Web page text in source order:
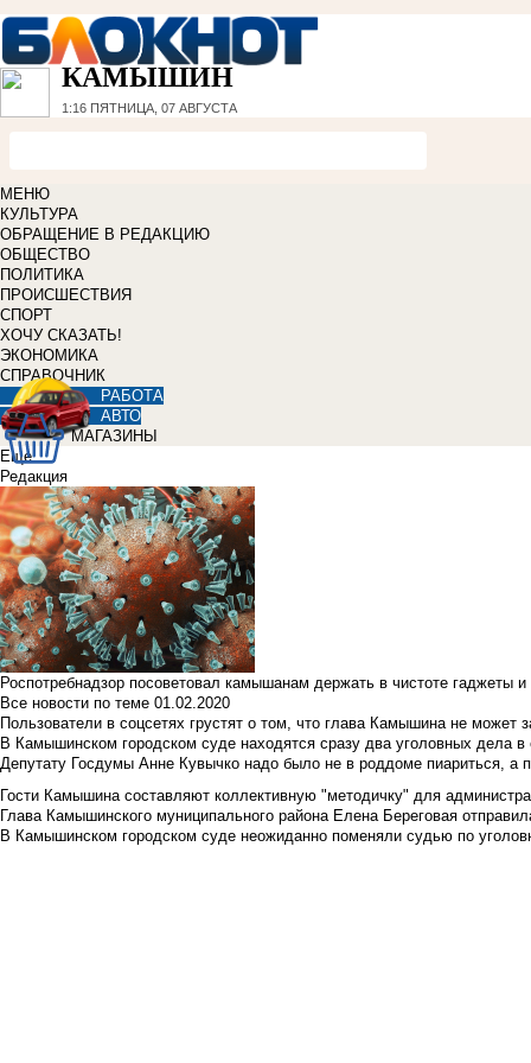
КАМЫШИН
1:16 ПЯТНИЦА, 07 АВГУСТА
МЕНЮ
КУЛЬТУРА
ОБРАЩЕНИЕ В РЕДАКЦИЮ
ОБЩЕСТВО
ПОЛИТИКА
ПРОИСШЕСТВИЯ
СПОРТ
ХОЧУ СКАЗАТЬ!
ЭКОНОМИКА
СПРАВОЧНИК
РАБОТА
АВТО
МАГАЗИНЫ
Еще
Редакция
Роспотребнадзор посоветовал камышанам держать в чистоте гаджеты
Все новости по теме 01.02.2020
Пользователи в соцсетях грустят о том, что глава Камышина не может
В Камышинском городском суде находятся сразу два уголовных дела
Депутату Госдумы Анне Кувычко надо было не в роддоме пиариться, а
Гости Камышина составляют коллективную "методичку" для
Глава Камышинского муниципального района Елена Береговая
В Камышинском городском суде неожиданно поменяли судью по